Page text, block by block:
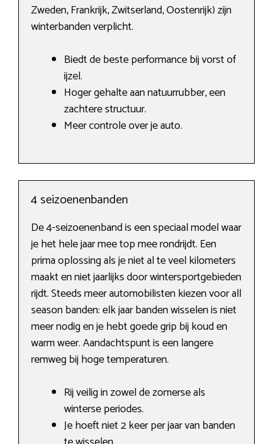
Zweden, Frankrijk, Zwitserland, Oostenrijk) zijn
winterbanden verplicht.
Biedt de beste performance bij vorst of
ijzel.
Hoger gehalte aan natuurrubber, een
zachtere structuur.
Meer controle over je auto.
4 seizoenenbanden
De 4-seizoenenband is een speciaal model waar
je het hele jaar mee top mee rondrijdt. Een
prima oplossing als je niet al te veel kilometers
maakt en niet jaarlijks door wintersportgebieden
rijdt. Steeds meer automobilisten kiezen voor all
season banden: elk jaar banden wisselen is niet
meer nodig en je hebt goede grip bij koud en
warm weer. Aandachtspunt is een langere
remweg bij hoge temperaturen.
Rij veilig in zowel de zomerse als
winterse periodes.
Je hoeft niet 2 keer per jaar van banden